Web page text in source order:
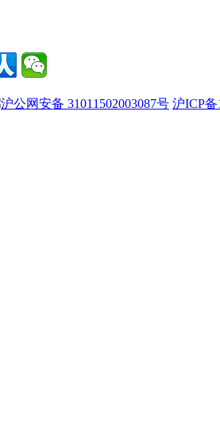
沪公网安备 31011502003087号 沪ICP备